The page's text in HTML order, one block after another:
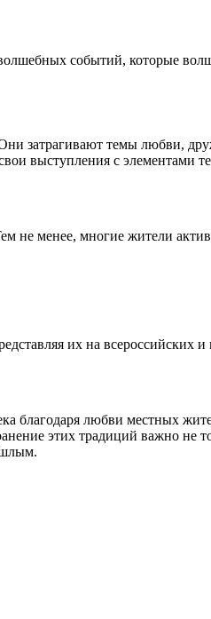
событий, которые
затрагивают темы любви,
выступления с элементами
не менее, многие жители
их на всероссийских
благодаря любви местных
этих традиций важно не